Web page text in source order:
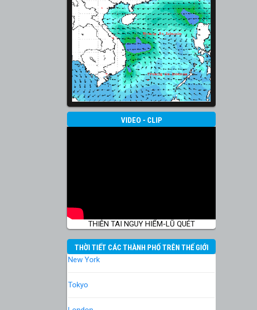
VIDEO - CLIP
THIÊN TAI NGUY HIỂM-LŨ QUÉT
THỜI TIẾT CÁC THÀNH PHỐ TRÊN THẾ GIỚI
New York
Tokyo